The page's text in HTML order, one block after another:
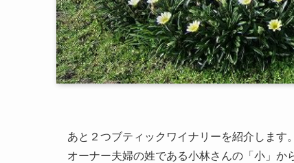
あと２つブティックワイナリーを紹介しま
オーナー夫婦の姓である小林さんの「小」か